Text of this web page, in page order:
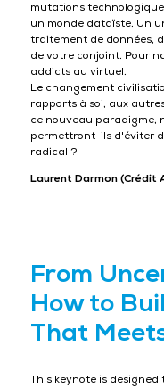
mutations
un monde dataïste. Un
traitement de données,
de votre conjoint. Pour
addicts au virtuel.
Le changement
rapports à soi, aux
ce nouveau paradigme,
permettront-ils d'éviter
radical ?
Laurent Darmon (Crédit
From
How to
That
This keynote is